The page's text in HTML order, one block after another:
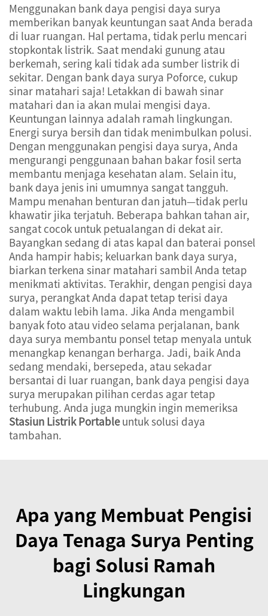
Menggunakan bank daya pengisi daya surya
memberikan banyak keuntungan saat Anda berada
di luar ruangan. Hal pertama, tidak perlu mencari
stopkontak listrik. Saat mendaki gunung atau
berkemah, sering kali tidak ada sumber listrik di
sekitar. Dengan bank daya surya Poforce, cukup
sinar matahari saja! Letakkan di bawah sinar
matahari dan ia akan mulai mengisi daya.
Keuntungan lainnya adalah ramah lingkungan.
Energi surya bersih dan tidak menimbulkan polusi.
Dengan menggunakan pengisi daya surya, Anda
mengurangi penggunaan bahan bakar fosil serta
membantu menjaga kesehatan alam. Selain itu,
bank daya jenis ini umumnya sangat tangguh.
Mampu menahan benturan dan jatuh—tidak perlu
khawatir jika terjatuh. Beberapa bahkan tahan air,
sangat cocok untuk petualangan di dekat air.
Bayangkan sedang di atas kapal dan baterai ponsel
Anda hampir habis; keluarkan bank daya surya,
biarkan terkena sinar matahari sambil Anda tetap
menikmati aktivitas. Terakhir, dengan pengisi daya
surya, perangkat Anda dapat tetap terisi daya
dalam waktu lebih lama. Jika Anda mengambil
banyak foto atau video selama perjalanan, bank
daya surya membantu ponsel tetap menyala untuk
menangkap kenangan berharga. Jadi, baik Anda
sedang mendaki, bersepeda, atau sekadar
bersantai di luar ruangan, bank daya pengisi daya
surya merupakan pilihan cerdas agar tetap
terhubung. Anda juga mungkin ingin memeriksa
Stasiun Listrik Portableuntuk solusi daya
tambahan.
Apa yang Membuat Pengisi
Daya Tenaga Surya Penting
bagi Solusi Ramah
Lingkungan